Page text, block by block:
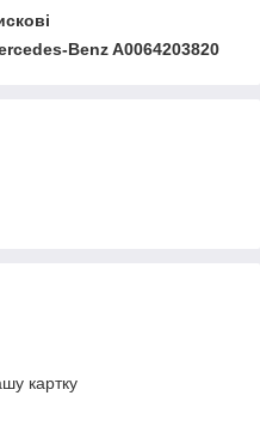
Benz A0064203820
картку